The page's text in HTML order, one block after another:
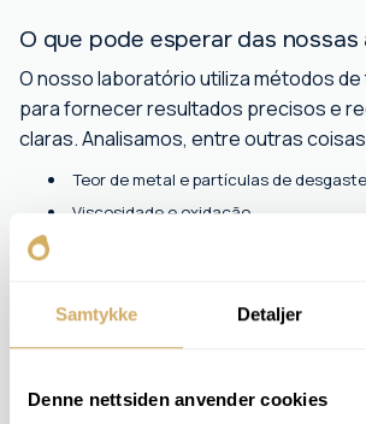
Samtykke Detaljer
Denne nettsiden anvender cookies
O que pode esperar das nossas
O nosso laboratório utiliza métodos
para fornecer resultados precisos e
claras. Analisamos, entre outras
Teor de metal e partículas de desgaste
Viscosidade e oxidação
Com análises regulares de óleo da
manutenção com base em dados reais,